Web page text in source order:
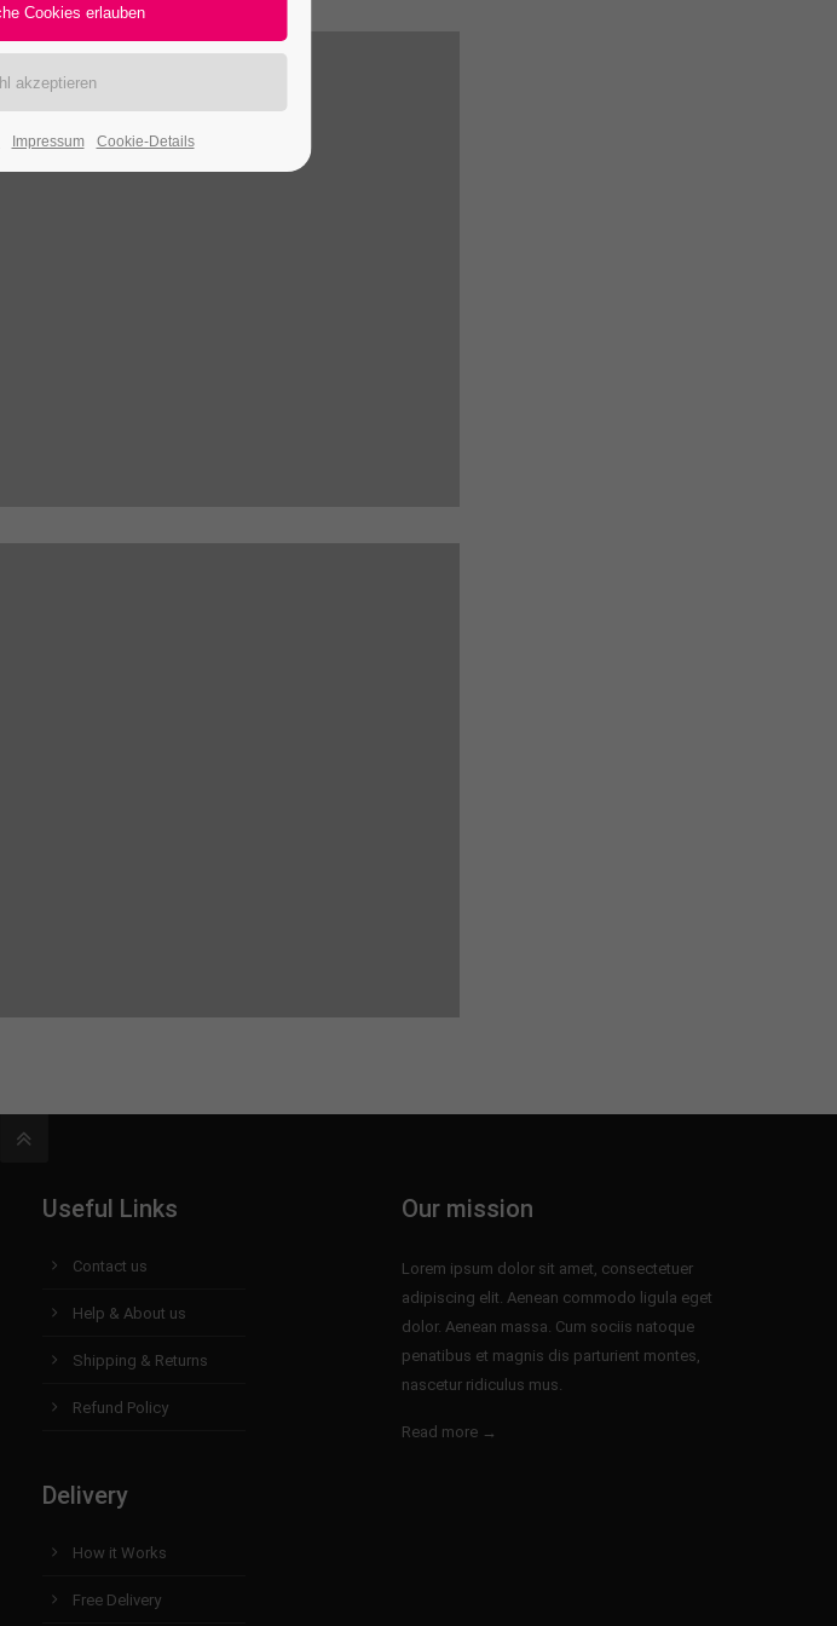
Useful Links
Contact us
Help & About us
Shipping & Returns
Refund Policy
Delivery
How it Works
Free Delivery
Our mission
Lorem ipsum dolor sit amet, consectetuer
adipiscing elit. Aenean commodo ligula eget
dolor. Aenean massa. Cum sociis natoque
penatibus et magnis dis parturient montes,
nascetur ridiculus mus.
Read more →
Impressum Cookie-Details